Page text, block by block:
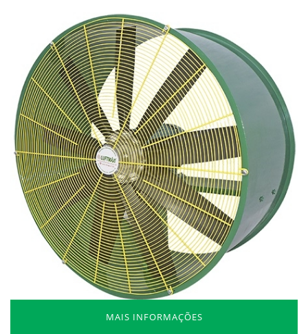
MAIS INFORMAÇÕES